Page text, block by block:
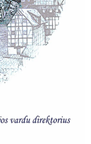
2025-2026 m. m.
2025-2026 m. m.
durų dienos,
ugdymo dienos,